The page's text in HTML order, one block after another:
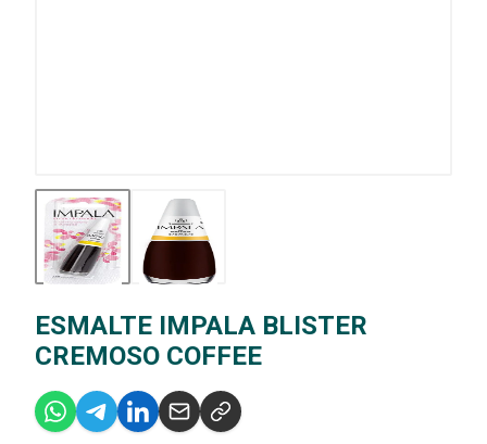
ESMALTE IMPALA BLISTER
CREMOSO COFFEE